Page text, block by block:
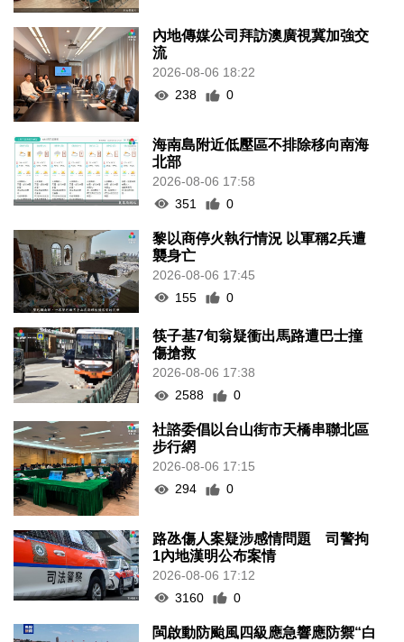
內地傳媒公司拜訪澳廣視冀加強交
流
2026-08-06 18:22
238
0
海南島附近低壓區不排除移向南海
北部
2026-08-06 17:58
351
0
黎以商停火執行情況 以軍稱2兵遭
襲身亡
2026-08-06 17:45
155
0
筷子基7旬翁疑衝出馬路遭巴士撞
傷搶救
2026-08-06 17:38
2588
0
社諮委倡以台山街市天橋串聯北區
步行網
2026-08-06 17:15
294
0
路氹傷人案疑涉感情問題 司警拘
1內地漢明公布案情
2026-08-06 17:12
3160
0
閩啟動防颱風四級應急響應防禦“白